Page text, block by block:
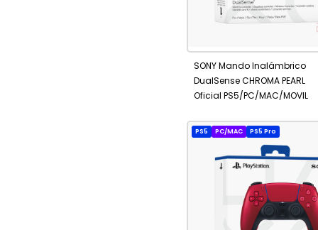
SONY Mando Inalámbrico
DualSense CHROMA PEARL
Oficial PS5/PC/MAC/MOVIL
A
FAVORITOS
PS5 PC/MAC PS5 Pro